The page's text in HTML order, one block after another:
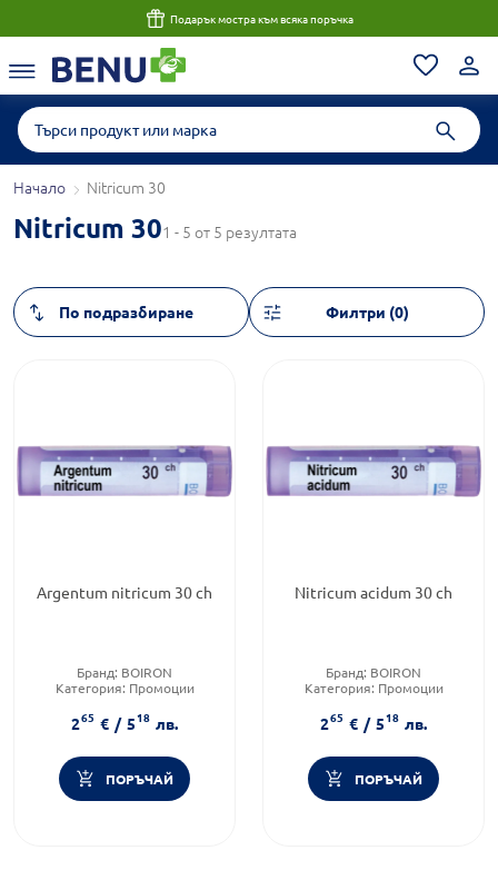
Подарък мостра към всяка поръчка
Начало Nitricum 30
Nitricum 301 - 5 от 5 резултата
Филтри (0)
Argentum nitricum 30 ch
Бранд: BOIRON
Категория: Промоции
ARGENTUM NITRICUM
265 € / 518 лв.
ПОРЪЧАЙ
Nitricum acidum 30 ch
Бранд: BOIRON
Категория: Промоции
265 € / 518 лв.
ПОРЪЧАЙ